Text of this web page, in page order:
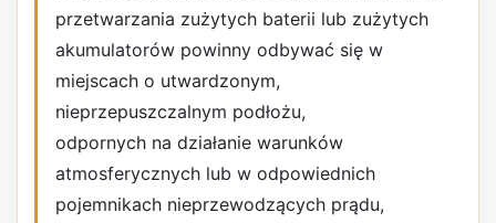
przetwarzania zużytych baterii lub zużytych
akumulatorów powinny odbywać się w
miejscach o utwardzonym,
nieprzepuszczalnym podłożu,
odpornych na działanie warunków
atmosferycznych lub w odpowiednich
pojemnikach nieprzewodzących prądu,